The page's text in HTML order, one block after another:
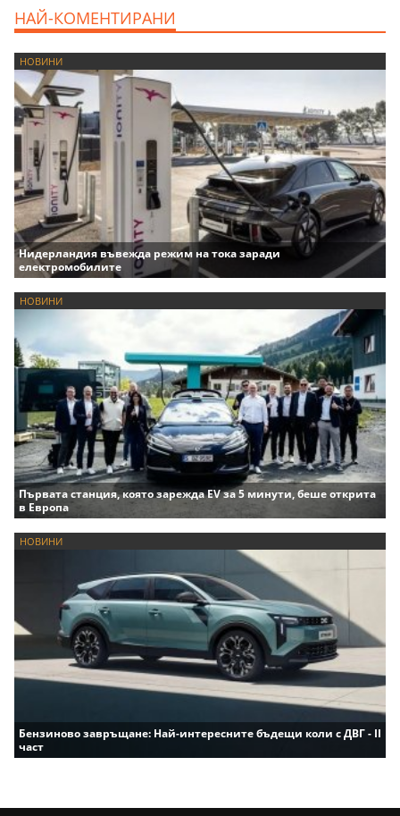
НАЙ-КОМЕНТИРАНИ
НОВИНИ
Нидерландия въвежда режим на тока заради
електромобилите
НОВИНИ
Първата станция, която зарежда EV за 5 минути, беше открита
в Европа
НОВИНИ
Бензиново завръщане: Най-интересните бъдещи коли с ДВГ - II
част